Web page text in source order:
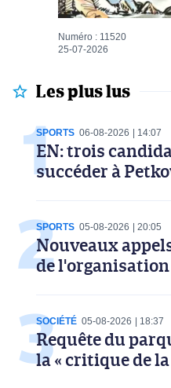
Numéro : 11520
25-07-2026
Les plus lus
SPORTS 06-08-2026 14:07
EN: trois
succéder à
SPORTS 05-08-2026 20:05
Nouveaux
de
SOCIÉTÉ 05-08-2026 18:37
Requête du
la « critique de